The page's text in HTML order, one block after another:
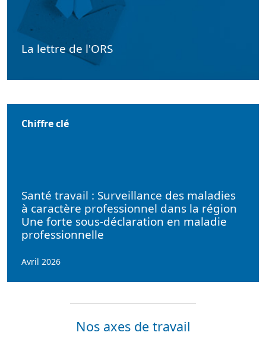
La lettre de l'ORS
Chiffre clé
Santé travail : Surveillance des maladies
à caractère professionnel dans la région
Une forte sous-déclaration en maladie
professionnelle
Avril 2026
Nos axes de travail